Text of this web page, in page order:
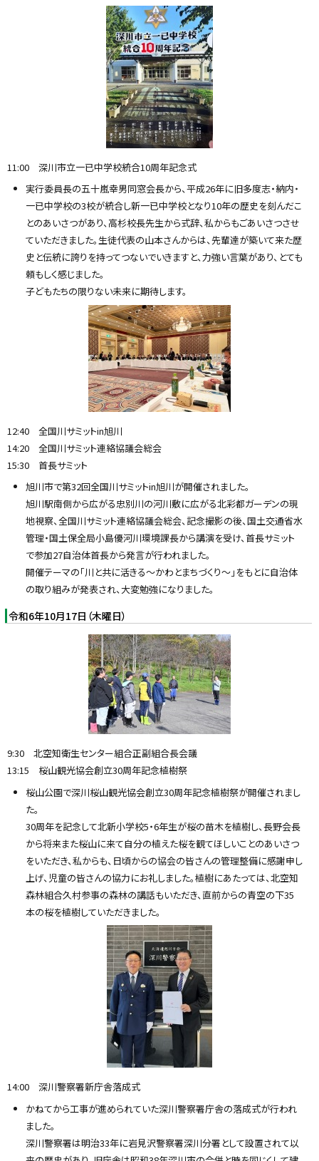
11:00 深川市立一已中学校統合10周年記念式
実行委員長の五十嵐幸男同窓会長から、平成26年に旧多度志・納内・
一已中学校の3校が統合し新一已中学校となり10年の歴史を刻んだこ
とのあいさつがあり、高杉校長先生から式辞、私からもごあいさつさせ
ていただきました。生徒代表の山本さんからは、先輩達が築いて来た歴
史と伝統に誇りを持ってつないでいきますと、力強い言葉があり、とても
頼もしく感じました。
子どもたちの限りない未来に期待します。
12:40 全国川サミットin旭川
14:20 全国川サミット連絡協議会総会
15:30 首長サミット
旭川市で第32回全国川サミットin旭川が開催されました。
旭川駅南側から広がる忠別川の河川敷に広がる北彩都ガーデンの現
地視察、全国川サミット連絡協議会総会、記念撮影の後、国土交通省水
管理・国土保全局小島優河川環境課長から講演を受け、首長サミット
で参加27自治体首長から発言が行われました。
開催テーマの「川と共に活きる〜かわとまちづくり〜」をもとに自治体
の取り組みが発表され、大変勉強になりました。
令和6年10月17日（木曜日）
9:30 北空知衛生センター組合正副組合長会議
13:15 桜山観光協会創立30周年記念植樹祭
桜山公園で深川桜山観光協会創立30周年記念植樹祭が開催されまし
た。
30周年を記念して北新小学校5・6年生が桜の苗木を植樹し、長野会長
から将来また桜山に来て自分の植えた桜を観てほしいことのあいさつ
をいただき、私からも、日頃からの協会の皆さんの管理整備に感謝申し
上げ、児童の皆さんの協力にお礼しました。植樹にあたっては、北空知
森林組合久村参事の森林の講話もいただき、直前からの青空の下35
本の桜を植樹していただきました。
14:00 深川警察署新庁舎落成式
かねてから工事が進められていた深川警察署庁舎の落成式が行われ
ました。
深川警察署は明治33年に岩見沢警察署深川分署として設置されて以